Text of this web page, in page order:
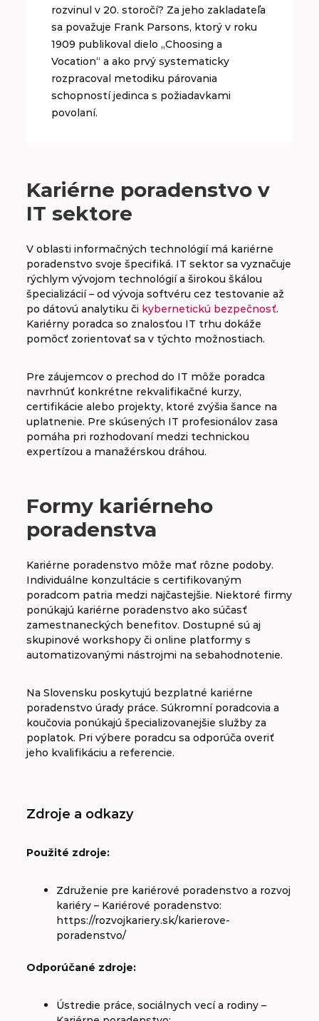
rozvinul v 20. storočí? Za jeho zakladateľa
sa považuje Frank Parsons, ktorý v roku
1909 publikoval dielo „Choosing a
Vocation“ a ako prvý systematicky
rozpracoval metodiku párovania
schopností jedinca s požiadavkami
povolaní.
Kariérne poradenstvo v
IT sektore
V oblasti informačných technológií má kariérne
poradenstvo svoje špecifiká. IT sektor sa vyznačuje
rýchlym vývojom technológií a širokou škálou
špecializácií – od vývoja softvéru cez testovanie až
po dátovú analytiku či kybernetickú bezpečnosť.
Kariérny poradca so znalosťou IT trhu dokáže
pomôcť zorientovať sa v týchto možnostiach.
Pre záujemcov o prechod do IT môže poradca
navrhnúť konkrétne rekvalifikačné kurzy,
certifikácie alebo projekty, ktoré zvýšia šance na
uplatnenie. Pre skúsených IT profesionálov zasa
pomáha pri rozhodovaní medzi technickou
expertízou a manažérskou dráhou.
Formy kariérneho
poradenstva
Kariérne poradenstvo môže mať rôzne podoby.
Individuálne konzultácie s certifikovaným
poradcom patria medzi najčastejšie. Niektoré firmy
ponúkajú kariérne poradenstvo ako súčasť
zamestnaneckých benefitov. Dostupné sú aj
skupinové workshopy či online platformy s
automatizovanými nástrojmi na sebahodnotenie.
Na Slovensku poskytujú bezplatné kariérne
poradenstvo úrady práce. Súkromní poradcovia a
koučovia ponúkajú špecializovanejšie služby za
poplatok. Pri výbere poradcu sa odporúča overiť
jeho kvalifikáciu a referencie.
Zdroje a odkazy
Použité zdroje:
Združenie pre kariérové poradenstvo a rozvoj
kariéry – Kariérové poradenstvo:
https://rozvojkariery.sk/karierove-
poradenstvo/
Odporúčané zdroje:
Ústredie práce, sociálnych vecí a rodiny –